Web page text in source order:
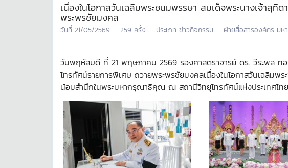
เนื่องในโอกาสวันเฉลิมพระชนมพรรษา สมเด็จพระนางเจ้า
พระพรชัยมงคล
วันที่ 21/05/2569 259 ครั้ง ประเภท ข่าวกิจกรรม ฝ่ายสื่อสารองค์กร มห
วันพฤหัสบดี ที่ 21 พฤษภาคม 2569 รองศาสตราจารย์ ดร. วีระพล ท
โทรทัศน์รายการพิเศษ ถวายพระพรชัยมงคลเนื่องในโอกาสวันเฉลิม
น้อมสำนึกในพระมหากรุณาธิคุณ ณ สถานีวิทยุโทรทัศน์แห่งประเทศไทย